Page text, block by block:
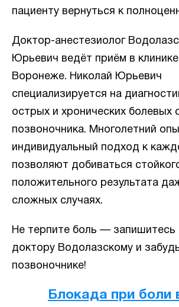
пациенту вернуться к
Доктор-анестезиолог
Юрьевич ведёт приём в клинике
Воронеже. Николай Юрьевич
специализируется на
острых и хронических болевых
позвоночника. Многолетний
индивидуальный подход к
позволяют добиваться
положительного результата
сложных случаях.
Не терпите боль — запишитесь
доктору Водолазскому и
позвоночнике!
Блокада при боли